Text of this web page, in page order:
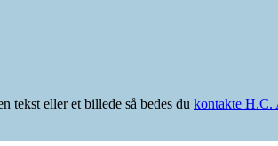
tekst eller et billede så bedes du kontakte H.C.